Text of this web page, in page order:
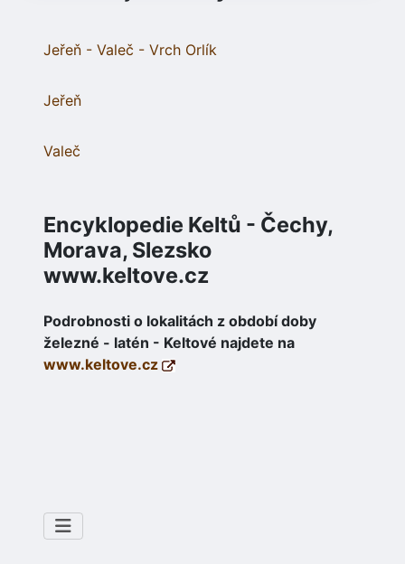
Jeřeň - Valeč - Vrch Orlík
Jeřeň
Valeč
Encyklopedie Keltů - Čechy,
Morava, Slezsko
www.keltove.cz
Podrobnosti o lokalitách z období doby
železné - latén - Keltové najdete na
www.keltove.cz